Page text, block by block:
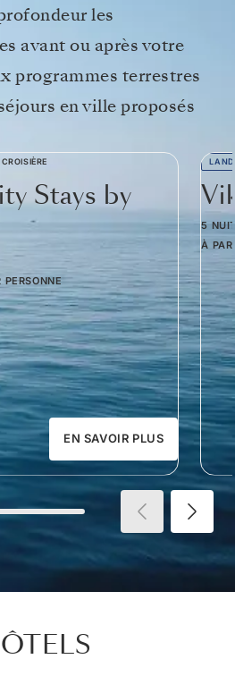
les
avant ou après votre
programmes terrestres
en ville proposés
Stays by
PERSONNE
EN SAVOIR PLUS
5
À